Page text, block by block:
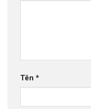
Tên *